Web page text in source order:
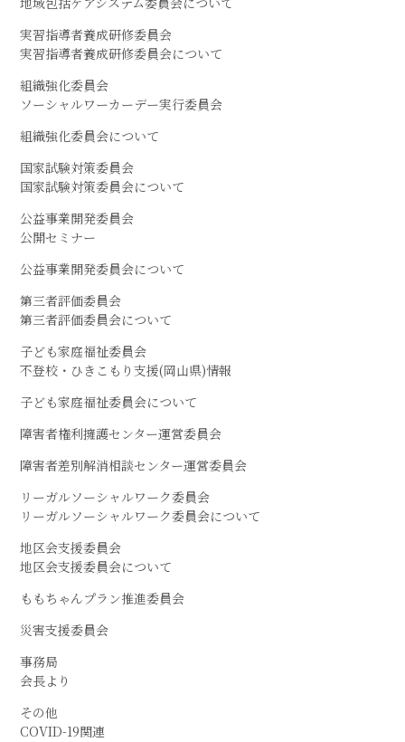
実習指導者養成研修委員会
実習指導者養成研修委員会について
組織強化委員会
ソーシャルワーカーデー実行委員会
組織強化委員会について
国家試験対策委員会
国家試験対策委員会について
公益事業開発委員会
公開セミナー
公益事業開発委員会について
第三者評価委員会
第三者評価委員会について
子ども家庭福祉委員会
不登校・ひきこもり支援(岡山県)情報
子ども家庭福祉委員会について
障害者権利擁護センター運営委員会
障害者差別解消相談センター運営委員会
リーガルソーシャルワーク委員会
リーガルソーシャルワーク委員会について
地区会支援委員会
地区会支援委員会について
ももちゃんプラン推進委員会
災害支援委員会
事務局
会長より
その他
COVID-19関連